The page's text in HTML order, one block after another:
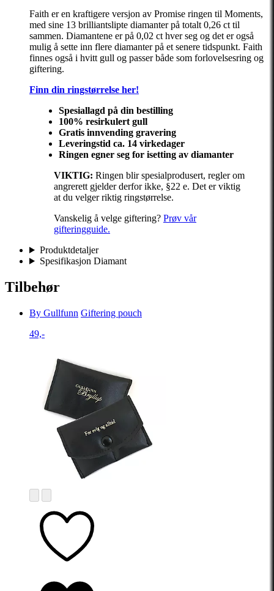
Faith er en kraftigere versjon av Promise ringen til Moments,
med sine 13 brilliantslipte diamanter på totalt 0,26 ct til
sammen. Diamantene er på 0,02 ct hver seg og det er også
mulig å sette inn flere diamanter på et senere tidspunkt. Faith
finnes også i hvitt gull og passer både som forlovelsesring og
giftering.
Finn din ringstørrelse her!
Spesiallagd på din bestilling
100% resirkulert gull
Gratis innvending gravering
Leveringstid ca. 14 virkedager
Ringen egner seg for isetting av diamanter
VIKTIG: Ringen blir spesialprodusert, regler om
angrerett gjelder derfor ikke, §22 e. Det er viktig
at du velger riktig ringstørrelse.
Vanskelig å velge giftering? Prøv vår
gifteringguide.
Produktdetaljer
Spesifikasjon Diamant
Tilbehør
By Gullfunn Giftering pouch
49,-